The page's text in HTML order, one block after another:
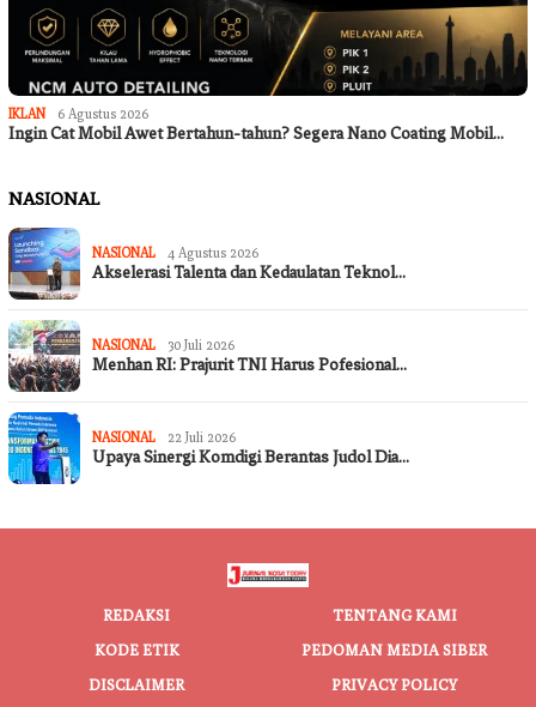
IKLAN 6 Agustus 2026
Ingin Cat Mobil Awet Bertahun-tahun? Segera Nano Coating Mobil…
NASIONAL
NASIONAL 4 Agustus 2026
Akselerasi Talenta dan Kedaulatan Teknol…
NASIONAL 30 Juli 2026
Menhan RI: Prajurit TNI Harus Pofesional…
NASIONAL 22 Juli 2026
Upaya Sinergi Komdigi Berantas Judol Dia…
REDAKSI
TENTANG KAMI
KODE ETIK
PEDOMAN MEDIA SIBER
DISCLAIMER
PRIVACY POLICY